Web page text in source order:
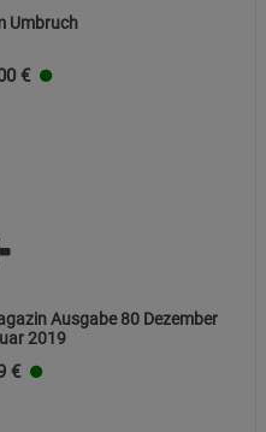
Umbruch
€
Ausgabe 80 Dezember
2019
€